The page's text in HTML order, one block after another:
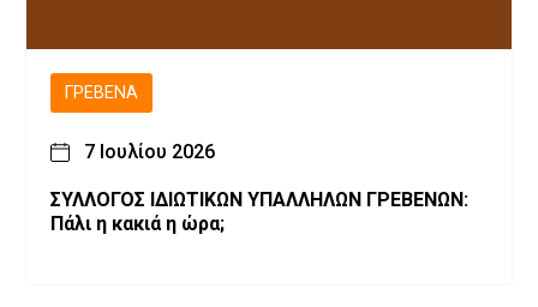
ΓΡΕΒΕΝΆ
7 Ιουλίου 2026
ΣΥΛΛΟΓΟΣ ΙΔΙΩΤΙΚΩΝ ΥΠΑΛΛΗΛΩΝ ΓΡΕΒΕΝΩΝ:
Πάλι η κακιά η ώρα;